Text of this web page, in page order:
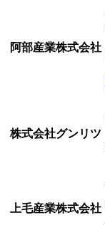
阿部産業株式会社
株式会社グンリツ
上毛産業株式会社